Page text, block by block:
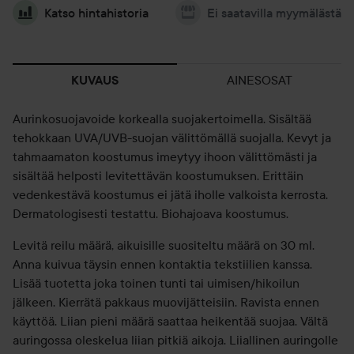
Katso hintahistoria Ei saatavilla myymälästä
KUVAUS AINESOSAT
Aurinkosuojavoide korkealla suojakertoimella. Sisältää
tehokkaan UVA/UVB-suojan välittömällä suojalla. Kevyt ja
tahmaamaton koostumus imeytyy ihoon välittömästi ja
sisältää helposti levitettävän koostumuksen. Erittäin
vedenkestävä koostumus ei jätä iholle valkoista kerrosta.
Dermatologisesti testattu. Biohajoava koostumus.
Levitä reilu määrä, aikuisille suositeltu määrä on 30 ml.
Anna kuivua täysin ennen kontaktia tekstiilien kanssa.
Lisää tuotetta joka toinen tunti tai uimisen/hikoilun
jälkeen. Kierrätä pakkaus muovijätteisiin. Ravista ennen
käyttöä. Liian pieni määrä saattaa heikentää suojaa. Vältä
auringossa oleskelua liian pitkiä aikoja. Liiallinen auringolle